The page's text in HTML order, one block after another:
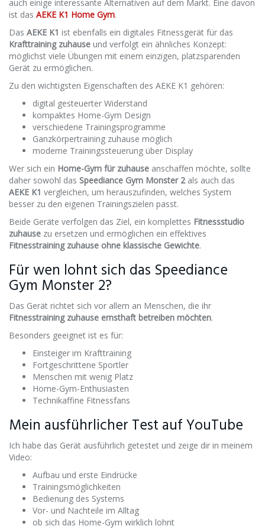
auch einige interessante Alternativen auf dem Markt. Eine davon
ist das AEKE K1 Home Gym.
Das AEKE K1 ist ebenfalls ein digitales Fitnessgerät für das
Krafttraining zuhause und verfolgt ein ähnliches Konzept:
möglichst viele Übungen mit einem einzigen, platzsparenden
Gerät zu ermöglichen.
Zu den wichtigsten Eigenschaften des AEKE K1 gehören:
digital gesteuerter Widerstand
kompaktes Home-Gym Design
verschiedene Trainingsprogramme
Ganzkörpertraining zuhause möglich
moderne Trainingssteuerung über Display
Wer sich ein Home-Gym für zuhause anschaffen möchte, sollte
daher sowohl das Speediance Gym Monster 2als auch das
AEKE K1 vergleichen, um herauszufinden, welches System
besser zu den eigenen Trainingszielen passt.
Beide Geräte verfolgen das Ziel, ein komplettes Fitnessstudio
zuhause zu ersetzen und ermöglichen ein effektives
Fitnesstraining zuhause ohne klassische Gewichte.
Für wen lohnt sich das Speediance
Gym Monster 2?
Das Gerät richtet sich vor allem an Menschen, die ihr
Fitnesstraining zuhause ernsthaft betreiben möchten.
Besonders geeignet ist es für:
Einsteiger im Krafttraining
Fortgeschrittene Sportler
Menschen mit wenig Platz
Home-Gym-Enthusiasten
Technikaffine Fitnessfans
Mein ausführlicher Test auf YouTube
Ich habe das Gerät ausführlich getestet und zeige dir in meinem
Video:
Aufbau und erste Eindrücke
Trainingsmöglichkeiten
Bedienung des Systems
Vor- und Nachteile im Alltag
ob sich das Home-Gym wirklich lohnt